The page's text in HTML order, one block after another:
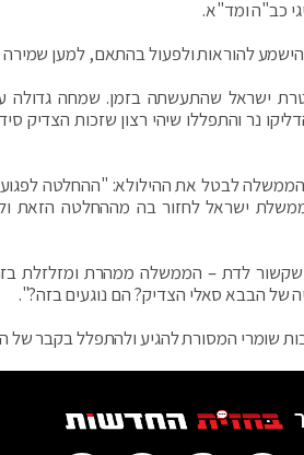
כב"ה ומד"א.
להוראות ולפעול בהתאם, למען שמירה
ישראל שהתעשתה בזמן. שמחה גדולה
נר והתפללו שיהי רצון שזכות הצדיק
לבטל את ההילולא: "ההחלטה לפגוע
ישראל לחזור בה מההחלטה הזאת
שקשור לדת – הממשלה ממהרת ומזלזלת
של הבבא סאלי הצדיק? הם נוגעים בזה?".
שומרי המסורת להגיע ולהתפלל בקבר של